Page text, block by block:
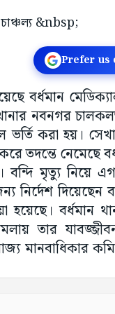
Prefer us
বর্ধমান
নবনগর
করা হয়।
তদন্তে নেমেছে
মৃত্যু নিয়ে
নির্দেশ দিয়েছেন
হয়েছে। বর্ধমান
তার
মানবাধিকার